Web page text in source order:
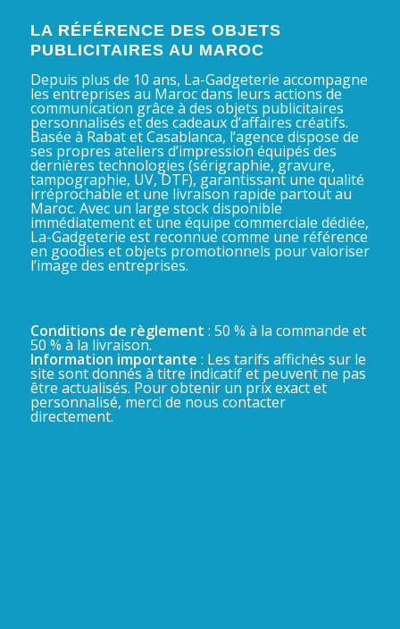
LA RÉFÉRENCE DES OBJETS
PUBLICITAIRES AU MAROC
Depuis plus de 10 ans, La-Gadgeterie accompagne
les entreprises au Maroc dans leurs actions de
communication grâce à des objets publicitaires
personnalisés et des cadeaux d’affaires créatifs.
Basée à Rabat et Casablanca, l’agence dispose de
ses propres ateliers d’impression équipés des
dernières technologies (sérigraphie, gravure,
tampographie, UV, DTF), garantissant une qualité
irréprochable et une livraison rapide partout au
Maroc. Avec un large stock disponible
immédiatement et une équipe commerciale dédiée,
La-Gadgeterie est reconnue comme une référence
en goodies et objets promotionnels pour valoriser
l’image des entreprises.
Conditions de règlement : 50 % à la commande et
50 % à la livraison.
Information importante : Les tarifs affichés sur le
site sont donnés à titre indicatif et peuvent ne pas
être actualisés. Pour obtenir un prix exact et
personnalisé, merci de nous contacter
directement.